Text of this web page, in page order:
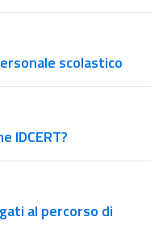
scolastico
IDCERT?
al percorso di